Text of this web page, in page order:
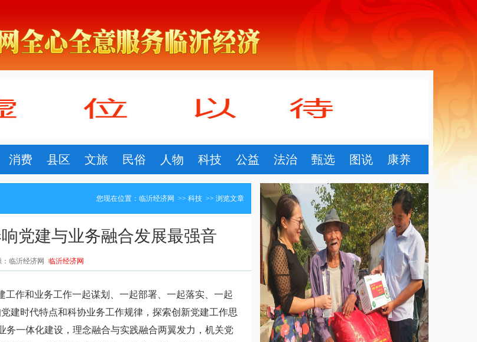
消费 县区 文旅 民俗 人物 科技 公益 法治 甄选 图说 康养
您现在位置： 临沂经济网 >> 科技 >> 浏览文章
党建与业务融合发展最强音
：临沂经济网 临沂经济网
作和业务工作一起谋划、一起部署、一起落实、一起
建时代特点和科协业务工作规律，探索创新党建工作思
务一体化建设，理念融合与实践融合两翼发力，机关党